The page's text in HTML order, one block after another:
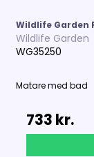
Wildlife Garden
Wildlife Garden
WG35250
Matare med bad
733 kr.